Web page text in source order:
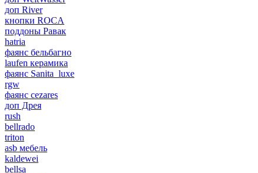
доп River
кнопки ROCA
поддоны Равак
hatria
фаянс бельбагно
laufen керамика
фаянс Sanita_luxe
rgw
фаянс cezares
доп Дрея
rush
bellrado
triton
asb мебель
kaldewei
bellsa